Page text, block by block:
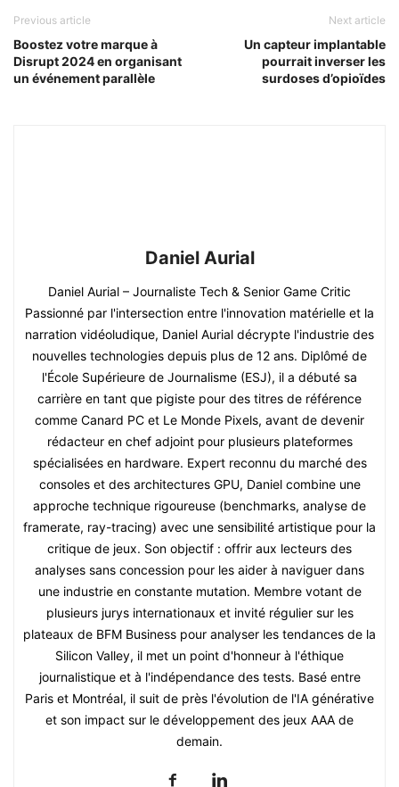
Previous article
Boostez votre marque à
Disrupt 2024 en organisant
un événement parallèle
Next article
Un capteur implantable
pourrait inverser les
surdoses d’opioïdes
Daniel Aurial
Daniel Aurial – Journaliste Tech & Senior Game Critic
Passionné par l'intersection entre l'innovation matérielle et la
narration vidéoludique, Daniel Aurial décrypte l'industrie des
nouvelles technologies depuis plus de 12 ans. Diplômé de
l'École Supérieure de Journalisme (ESJ), il a débuté sa
carrière en tant que pigiste pour des titres de référence
comme Canard PC et Le Monde Pixels, avant de devenir
rédacteur en chef adjoint pour plusieurs plateformes
spécialisées en hardware. Expert reconnu du marché des
consoles et des architectures GPU, Daniel combine une
approche technique rigoureuse (benchmarks, analyse de
framerate, ray-tracing) avec une sensibilité artistique pour la
critique de jeux. Son objectif : offrir aux lecteurs des
analyses sans concession pour les aider à naviguer dans
une industrie en constante mutation. Membre votant de
plusieurs jurys internationaux et invité régulier sur les
plateaux de BFM Business pour analyser les tendances de la
Silicon Valley, il met un point d'honneur à l'éthique
journalistique et à l'indépendance des tests. Basé entre
Paris et Montréal, il suit de près l'évolution de l'IA générative
et son impact sur le développement des jeux AAA de
demain.